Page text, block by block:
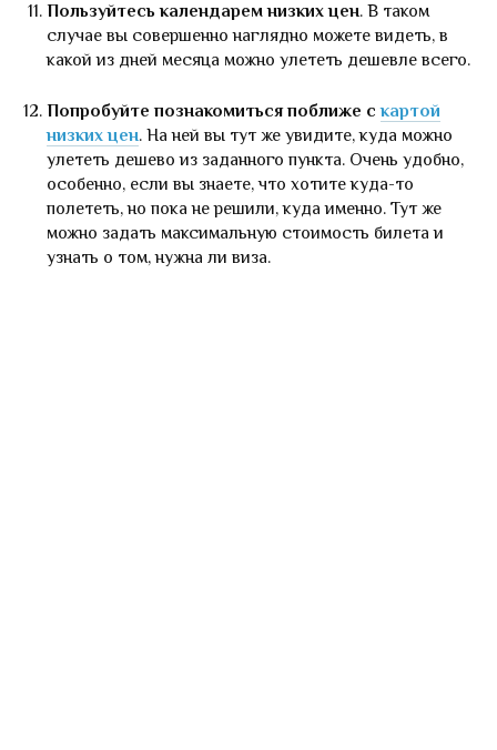
Пользуйтесь календарем низких цен. В таком
случае вы совершенно наглядно можете видеть, в
какой из дней месяца можно улететь дешевле всего.
Попробуйте познакомиться поближе скартой
низких цен. На ней вы тут же увидите, куда можно
улететь дешево из заданного пункта. Очень удобно,
особенно, если вы знаете, что хотите куда-то
полететь, но пока не решили, куда именно. Тут же
можно задать максимальную стоимость билета и
узнать о том, нужна ли виза.